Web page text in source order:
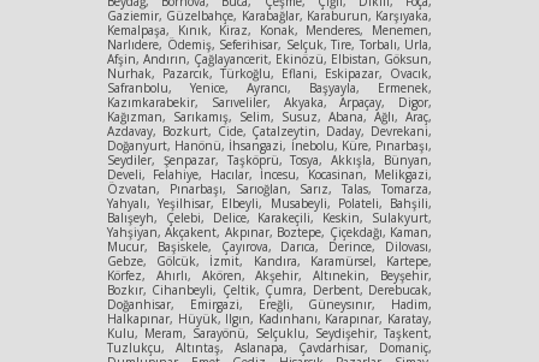
Gaziemir, Güzelbahçe, Karabağlar, Karaburun, Karşıyaka,
Kemalpaşa, Kınık, Kiraz, Konak, Menderes, Menemen,
Narlıdere, Ödemiş, Seferihisar, Selçuk, Tire, Torbalı, Urla,
Afşin, Andırın, Çağlayancerit, Ekinözü, Elbistan, Göksun,
Nurhak, Pazarcık, Türkoğlu, Eflani, Eskipazar, Ovacık,
Safranbolu, Yenice, Ayrancı, Başyayla, Ermenek,
Kazımkarabekir, Sarıveliler, Akyaka, Arpaçay, Digor,
Kağızman, Sarıkamış, Selim, Susuz, Abana, Ağlı, Araç,
Azdavay, Bozkurt, Cide, Çatalzeytin, Daday, Devrekani,
Doğanyurt, Hanönü, İhsangazi, İnebolu, Küre, Pınarbaşı,
Seydiler, Şenpazar, Taşköprü, Tosya, Akkışla, Bünyan,
Develi, Felahiye, Hacılar, İncesu, Kocasinan, Melikgazi,
Özvatan, Pınarbaşı, Sarıoğlan, Sarız, Talas, Tomarza,
Yahyalı, Yeşilhisar, Elbeyli, Musabeyli, Polateli, Bahşili,
Balışeyh, Çelebi, Delice, Karakeçili, Keskin, Sulakyurt,
Yahşiyan, Akçakent, Akpınar, Boztepe, Çiçekdağı, Kaman,
Mucur, Başiskele, Çayırova, Darıca, Derince, Dilovası,
Gebze, Gölcük, İzmit, Kandıra, Karamürsel, Kartepe,
Körfez, Ahırlı, Akören, Akşehir, Altınekin, Beyşehir,
Bozkır, Cihanbeyli, Çeltik, Çumra, Derbent, Derebucak,
Doğanhisar, Emirgazi, Ereğli, Güneysınır, Hadim,
Halkapınar, Hüyük, Ilgın, Kadınhanı, Karapınar, Karatay,
Kulu, Meram, Sarayönü, Selçuklu, Seydişehir, Taşkent,
Tuzlukçu, Altıntaş, Aslanapa, Çavdarhisar, Domaniç,